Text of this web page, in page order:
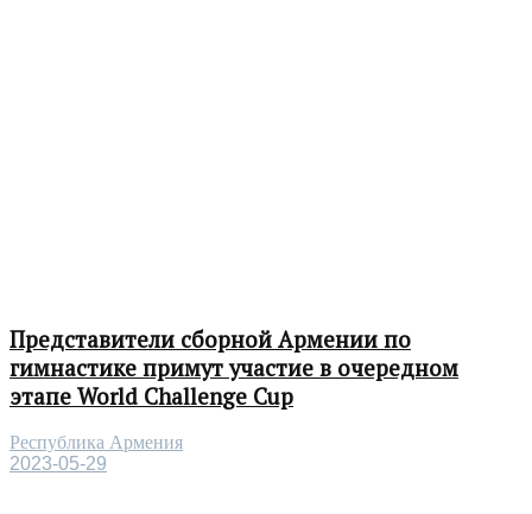
Представители сборной Армении по
гимнастике примут участие в очередном
этапе World Challenge Cup
Республика Армения
2023-05-29